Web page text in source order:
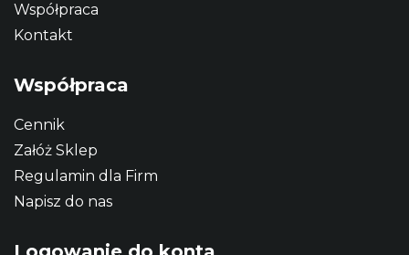
Współpraca
Kontakt
Współpraca
Cennik
Załóż Sklep
Regulamin dla Firm
Napisz do nas